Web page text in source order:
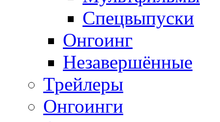
Спецвыпуски
Онгоинг
Незавершённые
Трейлеры
Онгоинги